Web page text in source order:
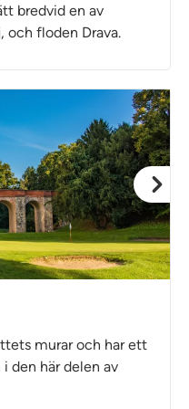
bredvid en av
och floden Drava.
murar och har ett
den här delen av